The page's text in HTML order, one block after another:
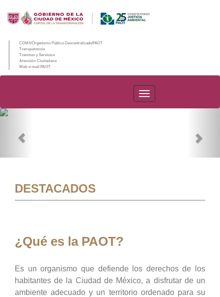
CDMX/Organismo Público Descentralizado/PAOT
Transparencia
Trámites y Servicios
Atención Ciudadana
Web e-mail PAOT
PAOT
DESTACADOS
¿Qué es la PAOT?
Es un organismo que defiende los derechos de los
habitantes de la Ciudad de México, a disfrutar de un
ambiente adecuado y un territorio ordenado para su